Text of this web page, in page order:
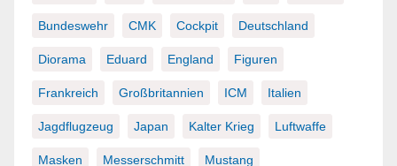
Bundeswehr CMK Cockpit Deutschland
Diorama Eduard England Figuren
Frankreich Großbritannien ICM Italien
Jagdflugzeug Japan Kalter Krieg Luftwaffe
Masken Messerschmitt Mustang